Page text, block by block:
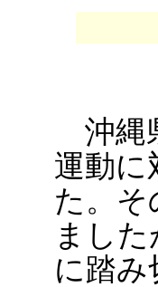
沖縄
運動に
た。そ
まし
に踏み